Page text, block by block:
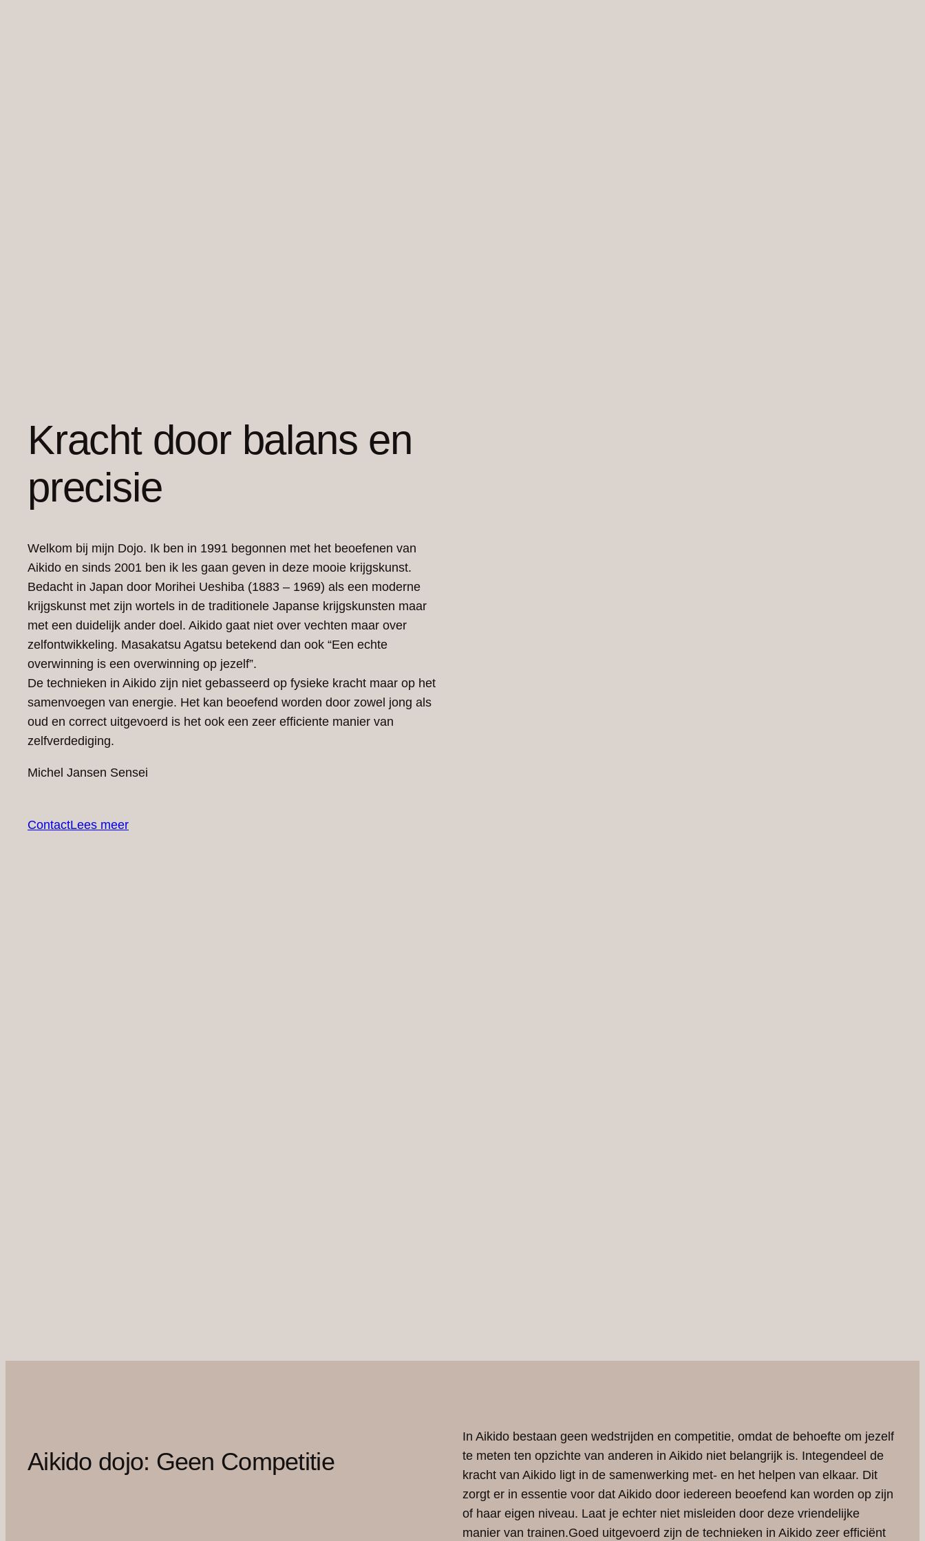
Kracht door balans en
precisie
Welkom bij mijn Dojo. Ik ben in 1991 begonnen met het beoefenen van
Aikido en sinds 2001 ben ik les gaan geven in deze mooie krijgskunst.
Bedacht in Japan door Morihei Ueshiba (1883 – 1969) als een moderne
krijgskunst met zijn wortels in de traditionele Japanse krijgskunsten maar
met een duidelijk ander doel. Aikido gaat niet over vechten maar over
zelfontwikkeling. Masakatsu Agatsu betekend dan ook “Een echte
overwinning is een overwinning op jezelf”.
De technieken in Aikido zijn niet gebasseerd op fysieke kracht maar op het
samenvoegen van energie. Het kan beoefend worden door zowel jong als
oud en correct uitgevoerd is het ook een zeer efficiente manier van
zelfverdediging.
Michel Jansen Sensei
ContactLees meer
Aikido dojo: Geen Competitie
In Aikido bestaan geen wedstrijden en competitie, omdat de behoefte om jezelf
te meten ten opzichte van anderen in Aikido niet belangrijk is. Integendeel de
kracht van Aikido ligt in de samenwerking met- en het helpen van elkaar. Dit
zorgt er in essentie voor dat Aikido door iedereen beoefend kan worden op zijn
of haar eigen niveau. Laat je echter niet misleiden door deze vriendelijke
manier van trainen.Goed uitgevoerd zijn de technieken in Aikido zeer efficiënt